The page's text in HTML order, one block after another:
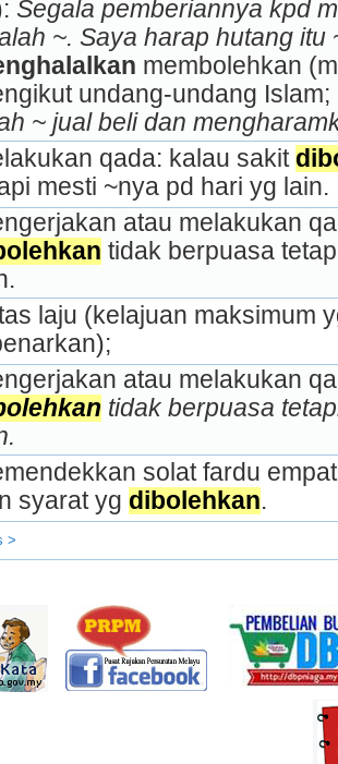
Segala pemberiannya kpd
~. Saya harap hutang itu
membolehkan
~ jual beli dan
qada: kalau sakit
mesti ~nya pd hari yg lain.
tidak berpuasa
laju (kelajuan maksimum
atau melakukan
tidak berpuasa
solat fardu
syarat yg dibolehkan.
>